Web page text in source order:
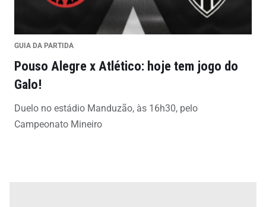
GUIA DA PARTIDA
Pouso Alegre x Atlético: hoje tem jogo do
Galo!
Duelo no estádio Manduzão, às 16h30, pelo
Campeonato Mineiro